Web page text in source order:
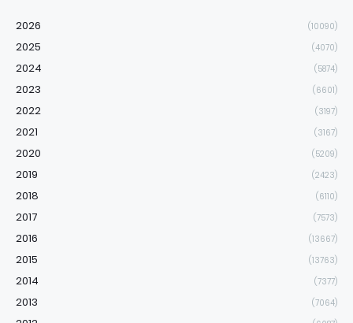
2026 (10090)
2025 (4070)
2024 (5874)
2023 (6601)
2022 (3197)
2021 (3167)
2020 (5209)
2019 (2423)
2018 (6110)
2017 (7573)
2016 (13667)
2015 (13763)
2014 (7377)
2013 (7064)